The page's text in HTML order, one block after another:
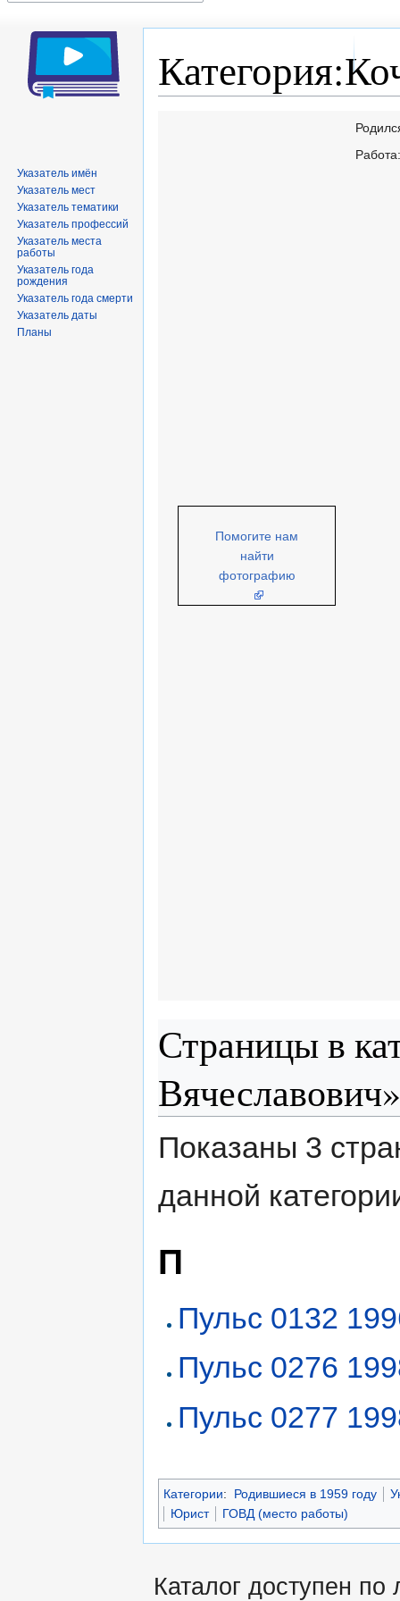
Помогите нам
найти
фотографию
Работа:
Страницы в
Вячеславович»
Показаны 3
данной
П
Пульс 0132
Пульс 0276
Пульс 0277
Категории: Родившиеся в 1959 году
Юрист
ГОВД (место работы)
Указатель имён
Указатель мест
Указатель тематики
Указатель профессий
Указатель места
работы
Указатель года
рождения
Указатель года смерти
Указатель даты
Планы
Каталог доступен